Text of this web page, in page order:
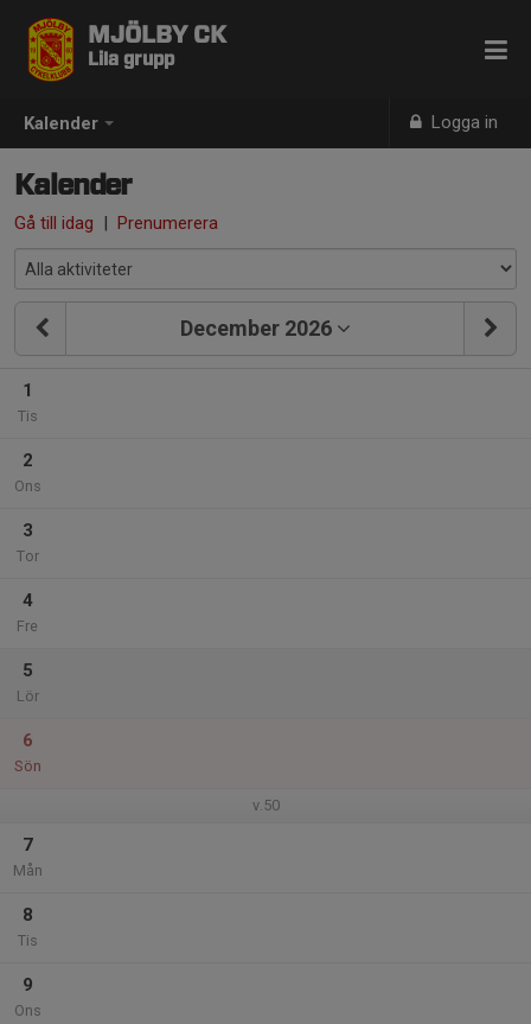
Kalender Logga in
MJÖLBY CK
Lila grupp
Kalender
Gå till idag | Prenumerera
December 2026
1
Tis
2
Ons
3
Tor
4
Fre
5
Lör
6
Sön
v.50
7
Mån
8
Tis
9
Ons